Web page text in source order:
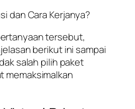
dan Cara Kerjanya?
tersebut,
berikut ini sampai
salah pilih paket
memaksimalkan